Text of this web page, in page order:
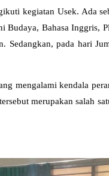
kegiatan Usek. Ada
Budaya, Bahasa Inggris,
pada hari
mengalami kendala
merupakan salah